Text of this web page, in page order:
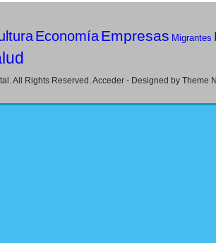
EconomíaEmpresas Migrantes
. All Rights Reserved.Acceder - Designed by Theme